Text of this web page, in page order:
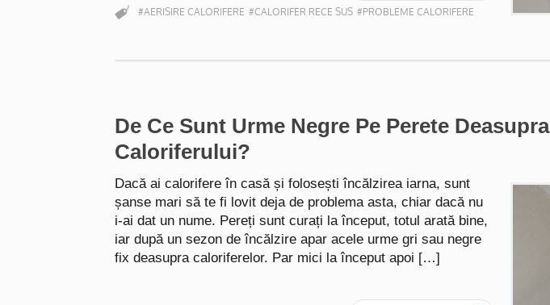
#AERISIRE CALORIFERE #CALORIFER RECE SUS #PROBLEME CALORIFERE
De Ce Sunt Urme Negre Pe Perete Deasupra
Caloriferului?
Dacă ai calorifere în casă și folosești încălzirea iarna, sunt
șanse mari să te fi lovit deja de problema asta, chiar dacă nu
i-ai dat un nume. Pereți sunt curați la început, totul arată bine,
iar după un sezon de încălzire apar acele urme gri sau negre
fix deasupra caloriferelor. Par mici la început apoi […]